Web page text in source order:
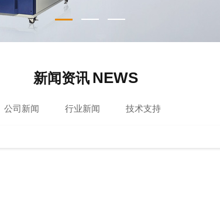
新闻资讯 NEWS
公司新闻 行业新闻 技术支持